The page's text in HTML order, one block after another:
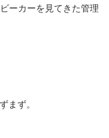
ーカーを見てきた管理
まず。